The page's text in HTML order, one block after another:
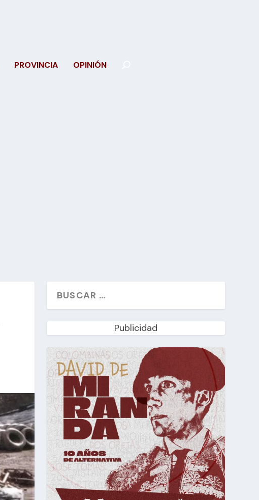
PROVINCIA OPINIÓN
Publicidad